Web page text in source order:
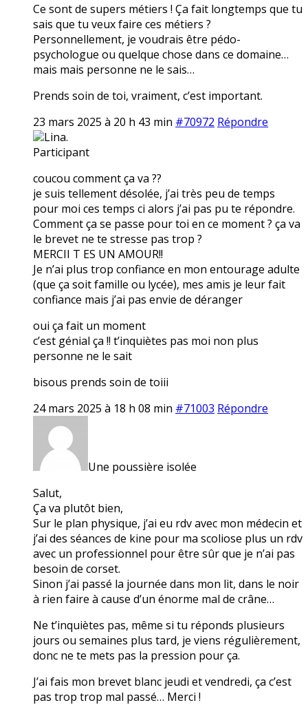
Ce sont de supers métiers ! Ça fait longtemps que tu
sais que tu veux faire ces métiers ?
Personnellement, je voudrais être pédo-
psychologue ou quelque chose dans ce domaine…
mais mais personne ne le sais…
Prends soin de toi, vraiment, c’est important.
23 mars 2025 à 20 h 43 min #70972 Répondre
Lina.
Participant
coucou comment ça va ??
je suis tellement désolée, j’ai très peu de temps
pour moi ces temps ci alors j’ai pas pu te répondre.
Comment ça se passe pour toi en ce moment ? ça va
le brevet ne te stresse pas trop ?
MERCII T ES UN AMOUR!!
Je n’ai plus trop confiance en mon entourage adulte
(que ça soit famille ou lycée), mes amis je leur fait
confiance mais j’ai pas envie de déranger
oui ça fait un moment
c’est génial ça !! t’inquiètes pas moi non plus
personne ne le sait
bisous prends soin de toiii
24 mars 2025 à 18 h 08 min #71003 Répondre
Une poussière isolée
Salut,
Ça va plutôt bien,
Sur le plan physique, j’ai eu rdv avec mon médecin et
j’ai des séances de kine pour ma scoliose plus un rdv
avec un professionnel pour être sûr que je n’ai pas
besoin de corset.
Sinon j’ai passé la journée dans mon lit, dans le noir
à rien faire à cause d’un énorme mal de crâne…
Ne t’inquiètes pas, même si tu réponds plusieurs
jours ou semaines plus tard, je viens régulièrement,
donc ne te mets pas la pression pour ça.
J’ai fais mon brevet blanc jeudi et vendredi, ça c’est
pas trop trop mal passé… Merci !